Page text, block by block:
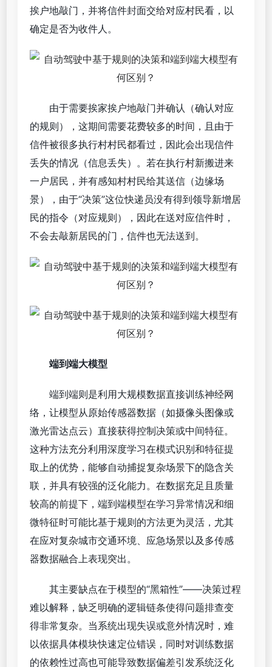
挨户地敲门，并将信件封面交给对应村民看，以
确定是否为收件人。
由于需要挨家挨户地敲门并确认（确认对应
的规则），这期间需要花费较多的时间，且由于
信件被很多执行村村民都看过，因此会出现信件
丢失的情况（信息丢失）。若在执行村新搬进来
一户居民，并有感知村村民给其送信（边缘场
景），由于“决策”这位快递员没有得到领导新增居
民的指令（对应规则），因此在送对应信件时，
不会去敲新居民的门，信件也无法送到。
端到端大模型
端到端则是利用大规模数据直接训练神经网
络，让模型从原始传感器数据（如摄像头图像或
激光雷达点云）直接获得控制决策或中间特征。
这种方法充分利用深度学习在模式识别和特征提
取上的优势，能够自动捕捉复杂场景下的隐含关
联，并具有较强的泛化能力。在数据充足且质量
较高的前提下，端到端模型在学习异常情况和细
微特征时可能比基于规则的方法更为灵活，尤其
在应对复杂城市交通环境、应急场景以及多传感
器数据融合上表现突出。
其主要缺点在于模型的“黑箱性”——决策过程
难以解释，缺乏明确的逻辑链条使得问题排查变
得非常复杂。当系统出现失误或意外情况时，难
以依据具体模块快速定位错误，同时对训练数据
的依赖性过高也可能导致数据偏差引发系统泛化